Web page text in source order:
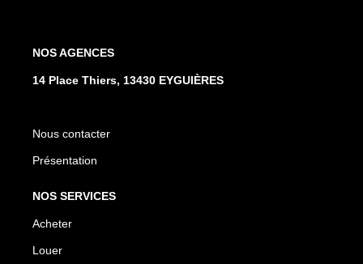
NOS AGENCES
14 Place Thiers, 13430 EYGUIÈRES
Nous contacter
Présentation
NOS SERVICES
Acheter
Louer